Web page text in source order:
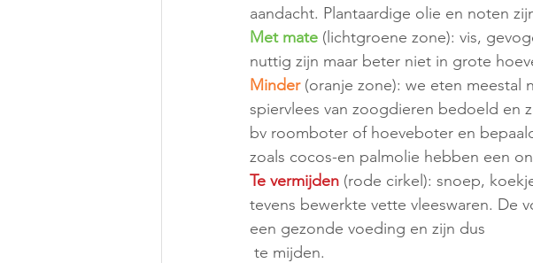
aandacht. Plantaardige olie en noten
Met mate (lichtgroene zone): vis,
nuttig zijn maar beter niet in grote
Minder (oranje zone): we eten meestal
spiervlees van zoogdieren bedoeld en
bv roomboter of hoeveboter en
zoals cocos-en palmolie hebben een
Te vermijden (rode cirkel): snoep,
tevens bewerkte vette vleeswaren. De
een gezonde voeding en zijn dus
te mijden.